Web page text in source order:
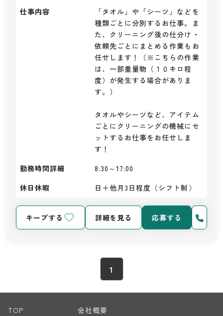
仕事内容
「タオル」や「シーツ」などを
種類ごとに分別するお仕事。ま
た、クリーニング後の仕分け・
依頼先ごとにまとめる作業もお
任せします！（※こちらの作業
は、一部重量物（１０キロ程
度）が発生する場合がありま
す。）
タオルやシーツなど、アイテム
ごとにクリーニングの機械にセ
ットするお仕事をお任せしま
す！
勤務時間詳細
8:30～17:00
休日休暇
日＋他月3日程度（シフト制）
キープする 詳細を見る 応募する
1
TOP 会社概要